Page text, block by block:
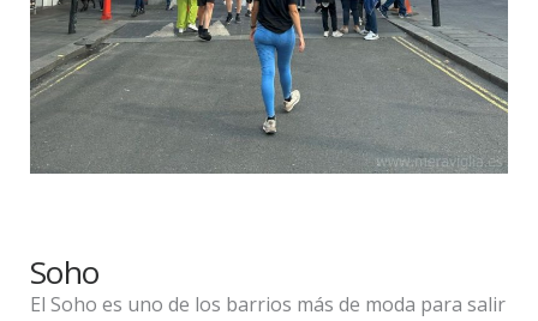
Soho
El Soho es uno de los barrios más de moda para salir